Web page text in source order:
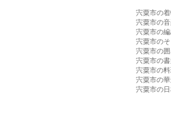
宍粟市の
宍粟市の
宍粟市の
宍粟市の
宍粟市の
宍粟市の
宍粟市の
宍粟市の
宍粟市の